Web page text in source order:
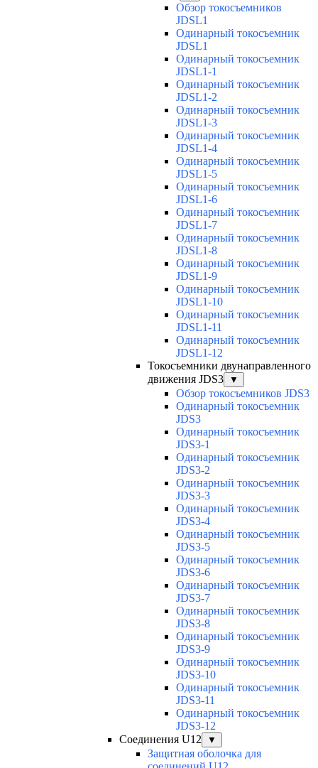
Обзор токосъемников
JDSL1
Одинарный токосъемник
JDSL1
Одинарный токосъемник
JDSL1-1
Одинарный токосъемник
JDSL1-2
Одинарный токосъемник
JDSL1-3
Одинарный токосъемник
JDSL1-4
Одинарный токосъемник
JDSL1-5
Одинарный токосъемник
JDSL1-6
Одинарный токосъемник
JDSL1-7
Одинарный токосъемник
JDSL1-8
Одинарный токосъемник
JDSL1-9
Одинарный токосъемник
JDSL1-10
Одинарный токосъемник
JDSL1-11
Одинарный токосъемник
JDSL1-12
Токосъемники двунаправленного
движения JDS3
▼
Обзор токосъемников JDS3
Одинарный токосъемник
JDS3
Одинарный токосъемник
JDS3-1
Одинарный токосъемник
JDS3-2
Одинарный токосъемник
JDS3-3
Одинарный токосъемник
JDS3-4
Одинарный токосъемник
JDS3-5
Одинарный токосъемник
JDS3-6
Одинарный токосъемник
JDS3-7
Одинарный токосъемник
JDS3-8
Одинарный токосъемник
JDS3-9
Одинарный токосъемник
JDS3-10
Одинарный токосъемник
JDS3-11
Одинарный токосъемник
JDS3-12
Соединения U12
▼
Защитная оболочка для